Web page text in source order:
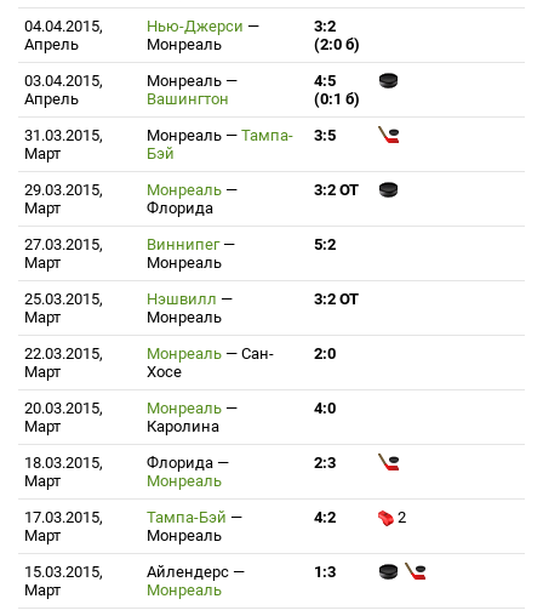
04.04.2015,
Апрель
Нью-Джерси —
Монреаль
3:2
(2:0 б)
03.04.2015,
Апрель
Монреаль —
Вашингтон
4:5
(0:1 б)
31.03.2015,
Март
Монреаль — Тампа-
Бэй
3:5
29.03.2015,
Март
Монреаль —
Флорида
3:2 ОТ
27.03.2015,
Март
Виннипег —
Монреаль
5:2
25.03.2015,
Март
Нэшвилл —
Монреаль
3:2 ОТ
22.03.2015,
Март
Монреаль — Сан-
Хосе
2:0
20.03.2015,
Март
Монреаль —
Каролина
4:0
18.03.2015,
Март
Флорида —
Монреаль
2:3
17.03.2015,
Март
Тампа-Бэй —
Монреаль
4:2 2
15.03.2015,
Март
Айлендерс —
Монреаль
1:3